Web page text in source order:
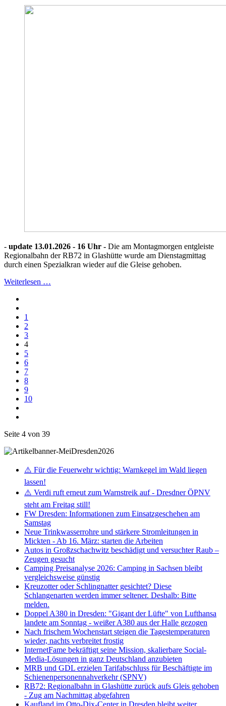
- update 13.01.2026 - 16 Uhr - Die am Montagmorgen entgleiste
Regionalbahn der RB72 in Glashütte wurde am Dienstagmittag
durch einen Spezialkran wieder auf die Gleise gehoben.
Weiterlesen …
1
2
3
4
5
6
7
8
9
10
Seite 4 von 39
⚠️ Für die Feuerwehr wichtig: Warnkegel im Wald liegen
lassen!
⚠️ Verdi ruft erneut zum Warnstreik auf - Dresdner ÖPNV
steht am Freitag still!
FW Dresden: Informationen zum Einsatzgeschehen am
Samstag
Neue Trinkwasserrohre und stärkere Stromleitungen in
Mickten - Ab 16. März: starten die Arbeiten
Autos in Großzschachwitz beschädigt und versuchter Raub –
Zeugen gesucht
Camping Preisanalyse 2026: Camping in Sachsen bleibt
vergleichsweise günstig
Kreuzotter oder Schlingnatter gesichtet? Diese
Schlangenarten werden immer seltener. Deshalb: Bitte
melden.
Doppel A380 in Dresden: "Gigant der Lüfte" von Lufthansa
landete am Sonntag - weißer A380 aus der Halle gezogen
Nach frischem Wochenstart steigen die Tagestemperaturen
wieder, nachts verbreitet frostig
InternetFame bekräftigt seine Mission, skalierbare Social-
Media-Lösungen in ganz Deutschland anzubieten
MRB und GDL erzielen Tarifabschluss für Beschäftigte im
Schienenpersonennahverkehr (SPNV)
RB72: Regionalbahn in Glashütte zurück aufs Gleis gehoben
- Zug am Nachmittag abgefahren